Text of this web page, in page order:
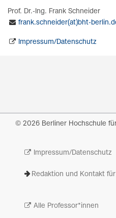
Prof. Dr.-Ing. Frank Schneider
frank.schneider(at)bht-
Impressum/Datenschutz
© 2026 Berliner Hochschule
Impressum/Datenschutz
Redaktion und Kontakt
Alle Professor*innen